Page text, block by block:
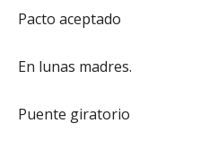
Pacto aceptado
En lunas madres.
Puente giratorio